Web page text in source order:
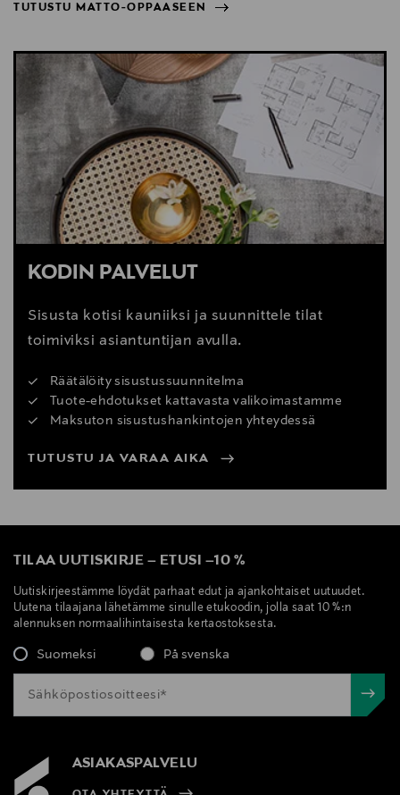
TUTUSTU MATTO-OPPAASEEN
TUTUSTU MATTO-OPPAASEEN
KODIN PALVELUT
Sisusta kotisi kauniiksi ja suunnittele tilat
toimiviksi asiantuntijan avulla.
Räätälöity sisustussuunnitelma
Tuote-ehdotukset kattavasta valikoimastamme
Maksuton sisustushankintojen yhteydessä
TUTUSTU JA VARAA AIKA
TILAA UUTISKIRJE – ETUSI –10 %
Uutiskirjeestämme löydät parhaat edut ja ajankohtaiset uutuudet.
Uutena tilaajana lähetämme sinulle etukoodin, jolla saat 10 %:n
alennuksen normaalihintaisesta kertaostoksesta.
Suomeksi På svenska
ASIAKASPALVELU